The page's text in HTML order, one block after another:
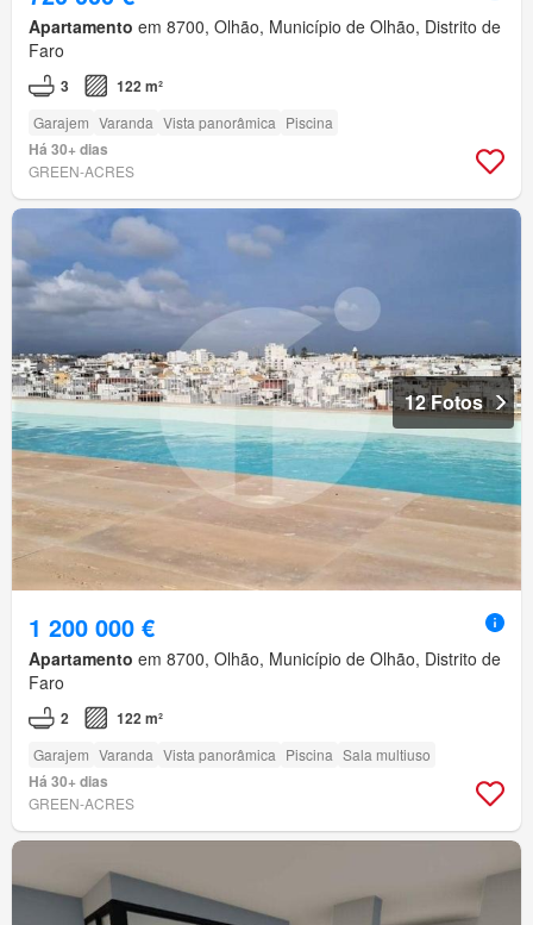
Apartamento em 8700, Olhão, Município de Olhão, Distrito de
Faro
3 122 m²
Garajem Varanda Vista panorâmica Piscina
Há 30+ dias
GREEN-ACRES
12 Fotos
1 200 000 €
Apartamento em 8700, Olhão, Município de Olhão, Distrito de
Faro
2 122 m²
Garajem Varanda Vista panorâmica Piscina Sala multiuso
Há 30+ dias
GREEN-ACRES